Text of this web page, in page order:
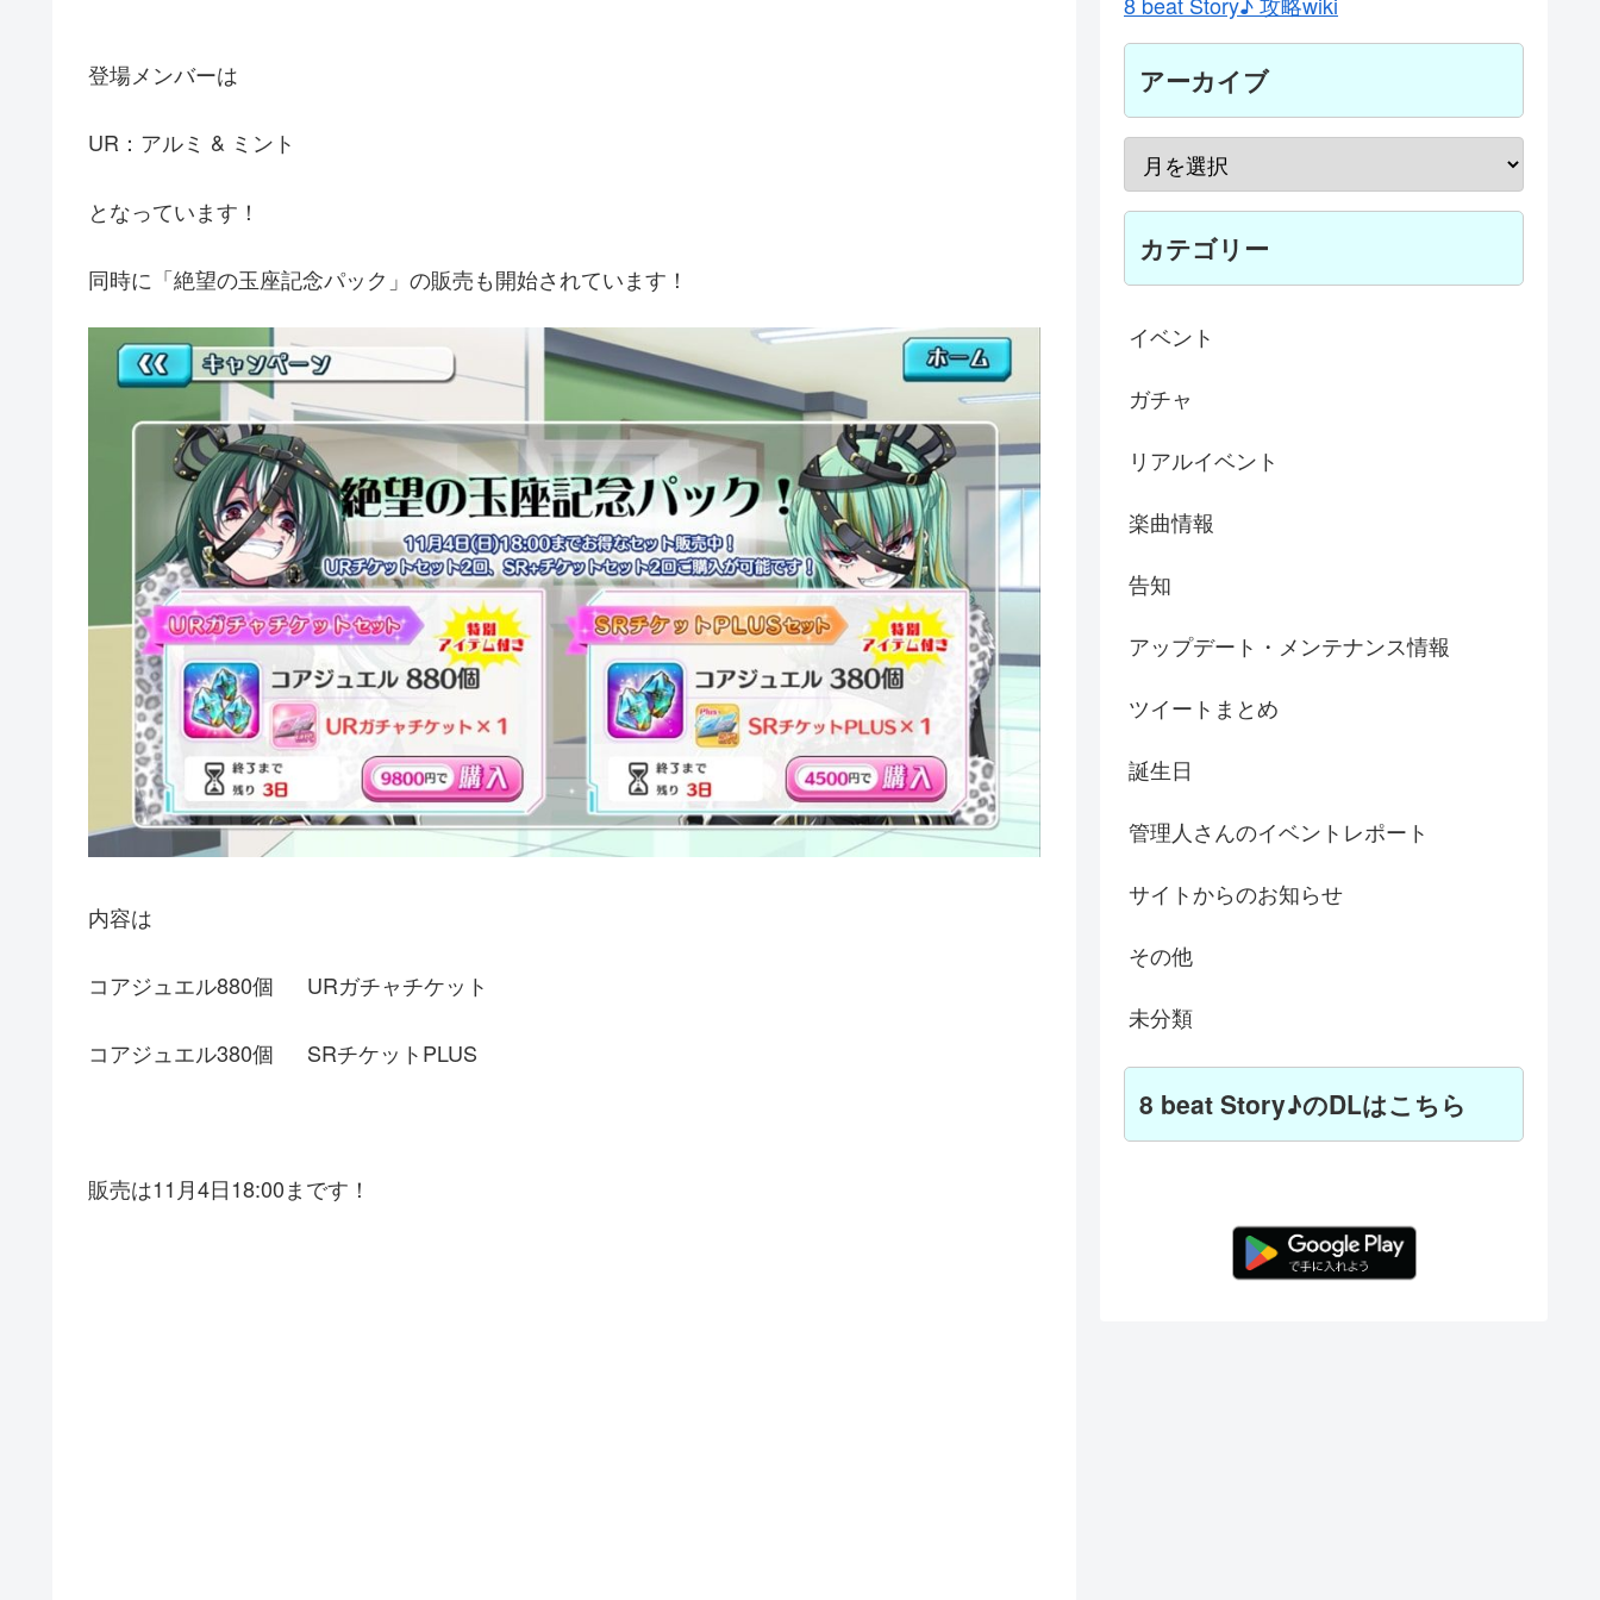
登場メンバーは
UR：アルミ & ミント
となっています！
同時に「絶望の玉座記念パック」の販売も開始されています！
内容は
コアジュエル880個 URガチャチケット
コアジュエル380個 SRチケットPLUS
販売は11月4日18:00まです！
アーカイブ
カテゴリー
イベント
ガチャ
リアルイベント
楽曲情報
告知
アップデート・メンテナンス情報
ツイートまとめ
誕生日
管理人さんのイベントレポート
サイトからのお知らせ
その他
未分類
8 beat Story♪のDLはこちら